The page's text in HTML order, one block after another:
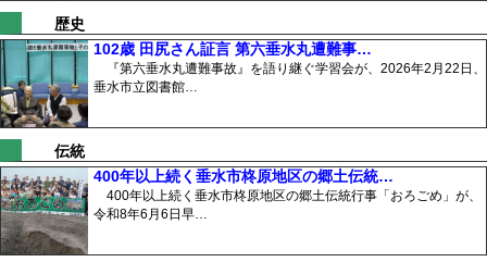
歴史
102歳 田尻さん証言 第六垂水丸遭難事…
『第六垂水丸遭難事故』を語り継ぐ学習会が、2026年2月22日、
垂水市立図書館…
伝統
400年以上続く垂水市柊原地区の郷土伝統…
400年以上続く垂水市柊原地区の郷土伝統行事「おろごめ」が、
令和8年6月6日早…